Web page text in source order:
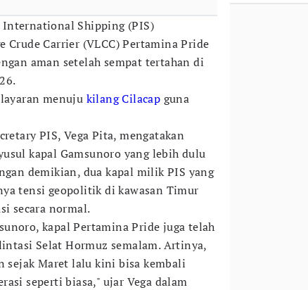
International Shipping (PIS)
Crude Carrier (VLCC) Pertamina Pride
aman setelah sempat tertahan di
menuju kilang Cilacap guna
PIS, Vega Pita, mengatakan
kapal Gamsunoro yang lebih dulu
demikian, dua kapal milik PIS yang
tensi geopolitik di kawasan Timur
secara normal.
kapal Pertamina Pride juga telah
Selat Hormuz semalam. Artinya,
sejak Maret lalu kini bisa kembali
seperti biasa," ujar Vega dalam